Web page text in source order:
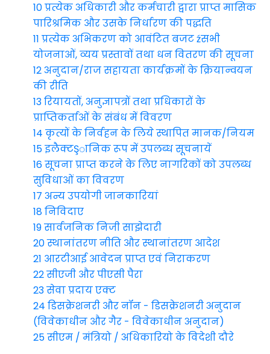
10 प्रत्येक अधिकारी और कर्मचारी द्वारा प्राप्त मासिक
पारिश्रमिक और उसके निर्धारण की पद्धति
11 प्रत्येक अभिकरण को आवंटित बजट źसभी
योजनाओं, व्यय प्रस्तावों तथा धन वितरण की सूचना
12 अनुदान/राज सहायता कार्यक्रमों के क्रियान्वयन
की रीति
13 रियायतों, अनुज्ञापत्रों तथा प्रधिकारों के
प्राप्तिकर्ताओं के संबंध में विवरण
14 कृत्यों के निर्वहन के लिये स्थापित मानक/नियम
15 इलैक्टŞानिक रूप में उपलब्ध सूचनायें
16 सूचना प्राप्त करने के लिए नागरिकों को उपलब्ध
सुविधाओं का विवरण
17 अन्य उपयोगी जानकारियां
18 निविदाए
19 सार्वजनिक निजी साझेदारी
20 स्थानांतरण नीति और स्थानांतरण आदेश
21 आरटीआई आवेदन प्राप्त एवं निराकरण
22 सीएजी और पीएसी पैरा
23 सेवा प्रदाय एक्ट
24 डिसक्रेशनरी और नॉन - डिसक्रेशनरी अनुदान
(विवेकाधीन और गैर - विवेकाधीन अनुदान)
25 सीएम / मंत्रियो / अधिकारियो के विदेशी दौरे